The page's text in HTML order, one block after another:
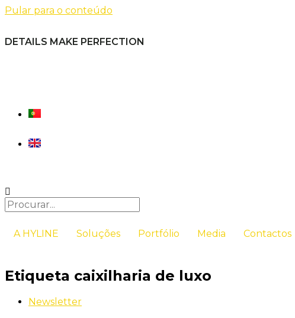
Pular para o conteúdo
DETAILS MAKE PERFECTION
A HYLINE Soluções Portfólio Media Contactos
Etiqueta caixilharia de luxo
Newsletter